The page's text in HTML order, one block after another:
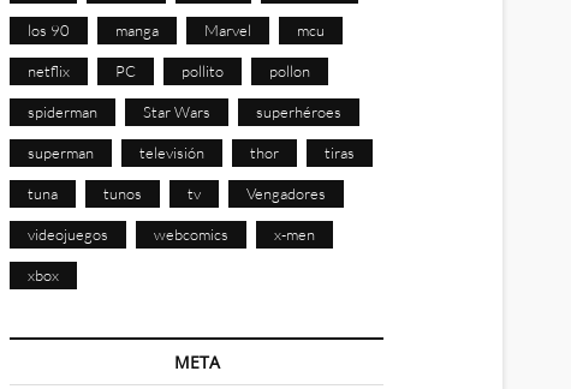
los 90 manga Marvel mcu
netflix PC pollito pollon
spiderman Star Wars superhéroes
superman televisión thor tiras
tuna tunos tv Vengadores
videojuegos webcomics x-men
xbox
META